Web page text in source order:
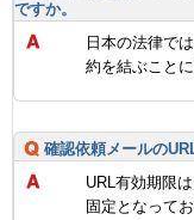
ですか。
日本の法律で
約を結ぶこと
確認依頼メールの
URL有効期限
固定となって